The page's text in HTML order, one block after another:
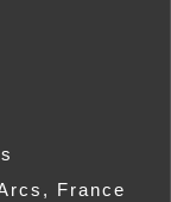
France